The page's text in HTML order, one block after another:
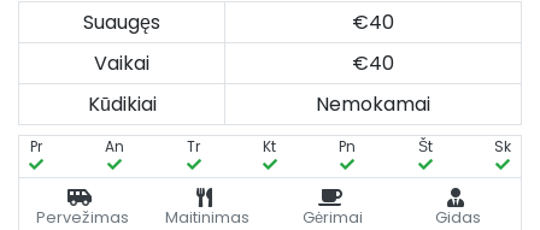
Suaugęs
€40
Vaikai
€40
Kūdikiai
Nemokamai
Pr An Tr Kt Pn Št Sk
Pervežimas Maitinimas Gėrimai Gidas